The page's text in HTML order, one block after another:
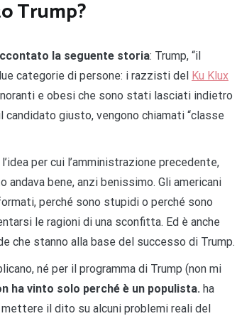
Trump?
la seguente storia: Trump, “il
categorie di persone: i razzisti del Ku Klux
e obesi che sono stati lasciati indietro
giusto, vengono chiamati “classe
l’idea per cui l’amministrazione precedente,
andava bene, anzi benissimo. Gli americani
perché sono stupidi o perché sono
le ragioni di una sconfitta. Ed è anche
che stanno alla base del successo di Trump.
né per il programma di Trump (non mi
ha vinto solo perché è un populista. ha
il dito su alcuni problemi reali del